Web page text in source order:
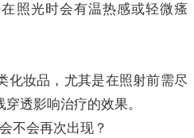
照光时会有温热感或轻微瘙
化妆品，尤其是在照射前需尽
透影响治疗的效果。
不会再次出现？